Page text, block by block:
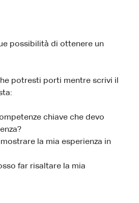
possibilità di ottenere un
potresti porti mentre scrivi il
chiave che devo
la mia esperienza in
far risaltare la mia